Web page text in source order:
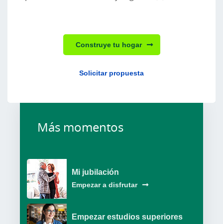
Construye tu hogar
Solicitar propuesta
Más momentos
Mi jubilación
Empezar a disfrutar
Empezar estudios superiores